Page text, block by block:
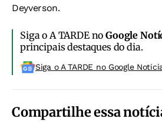
Deyverson.
Siga o A TARDE noGoogle
principais destaques do dia.
Siga o A TARDE no Google
Compartilhe essa